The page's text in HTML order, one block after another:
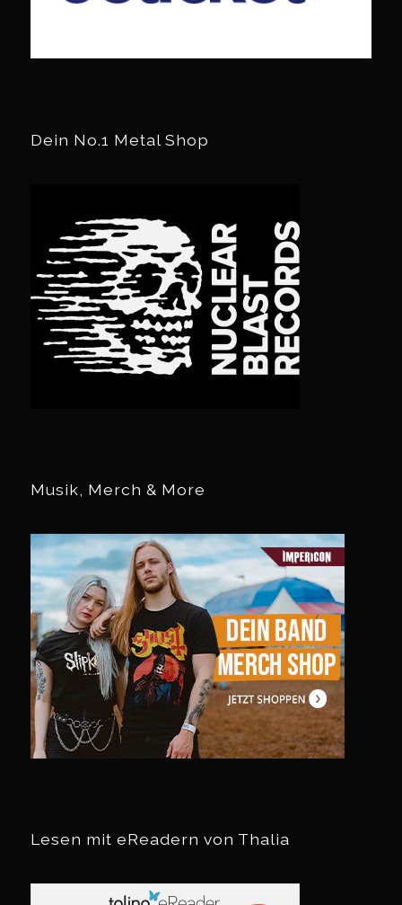
Dein No.1 Metal Shop
Musik, Merch & More
Lesen mit eReadern von Thalia